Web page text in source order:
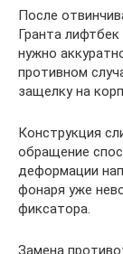
После
Гранта
нужно
противном
защелку на
Конструкция
обращение
деформации
фонаря уже
фиксатора.
Замена